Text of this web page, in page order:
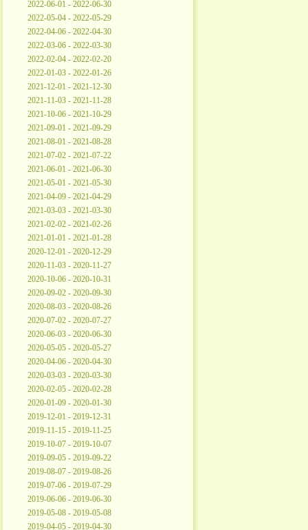
2022-06-01 - 2022-06-30
2022-05-04 - 2022-05-29
2022-04-06 - 2022-04-30
2022-03-06 - 2022-03-30
2022-02-04 - 2022-02-20
2022-01-03 - 2022-01-26
2021-12-01 - 2021-12-30
2021-11-03 - 2021-11-28
2021-10-06 - 2021-10-29
2021-09-01 - 2021-09-29
2021-08-01 - 2021-08-28
2021-07-02 - 2021-07-22
2021-06-01 - 2021-06-30
2021-05-01 - 2021-05-30
2021-04-09 - 2021-04-29
2021-03-03 - 2021-03-30
2021-02-02 - 2021-02-26
2021-01-01 - 2021-01-28
2020-12-01 - 2020-12-29
2020-11-03 - 2020-11-27
2020-10-06 - 2020-10-31
2020-09-02 - 2020-09-30
2020-08-03 - 2020-08-26
2020-07-02 - 2020-07-27
2020-06-03 - 2020-06-30
2020-05-05 - 2020-05-27
2020-04-06 - 2020-04-30
2020-03-03 - 2020-03-30
2020-02-05 - 2020-02-28
2020-01-09 - 2020-01-30
2019-12-01 - 2019-12-31
2019-11-15 - 2019-11-25
2019-10-07 - 2019-10-07
2019-09-05 - 2019-09-22
2019-08-07 - 2019-08-26
2019-07-06 - 2019-07-29
2019-06-06 - 2019-06-30
2019-05-08 - 2019-05-08
2019-04-05 - 2019-04-30